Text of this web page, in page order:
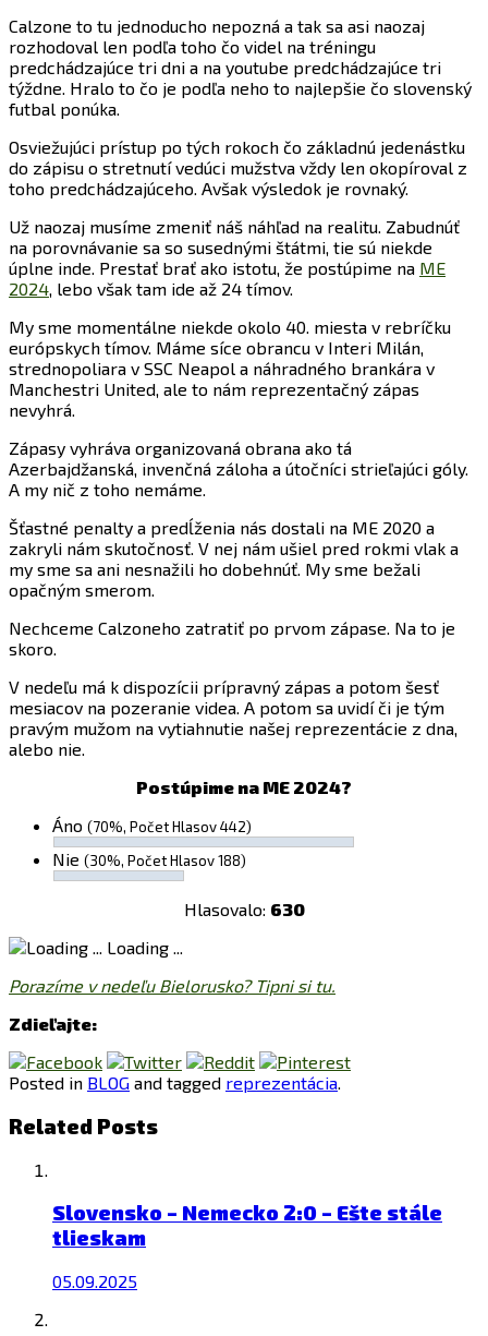
Calzone to tu jednoducho nepozná a tak sa asi naozaj
rozhodoval len podľa toho čo videl na tréningu
predchádzajúce tri dni a na youtube predchádzajúce tri
týždne. Hralo to čo je podľa neho to najlepšie čo slovenský
futbal ponúka.
Osviežujúci prístup po tých rokoch čo základnú jedenástku
do zápisu o stretnutí vedúci mužstva vždy len okopíroval z
toho predchádzajúceho. Avšak výsledok je rovnaký.
Už naozaj musíme zmeniť náš náhľad na realitu. Zabudnúť
na porovnávanie sa so susednými štátmi, tie sú niekde
úplne inde. Prestať brať ako istotu, že postúpime na ME
2024, lebo však tam ide až 24 tímov.
My sme momentálne niekde okolo 40. miesta v rebríčku
európskych tímov. Máme síce obrancu v Interi Milán,
strednopoliara v SSC Neapol a náhradného brankára v
Manchestri United, ale to nám reprezentačný zápas
nevyhrá.
Zápasy vyhráva organizovaná obrana ako tá
Azerbajdžanská, invenčná záloha a útočníci strieľajúci góly.
A my nič z toho nemáme.
Šťastné penalty a predĺženia nás dostali na ME 2020 a
zakryli nám skutočnosť. V nej nám ušiel pred rokmi vlak a
my sme sa ani nesnažili ho dobehnúť. My sme bežali
opačným smerom.
Nechceme Calzoneho zatratiť po prvom zápase. Na to je
skoro.
V nedeľu má k dispozícii prípravný zápas a potom šesť
mesiacov na pozeranie videa. A potom sa uvidí či je tým
pravým mužom na vytiahnutie našej reprezentácie z dna,
alebo nie.
Postúpime na ME 2024?
Áno (70%, Počet Hlasov 442)
Nie (30%, Počet Hlasov 188)
Hlasovalo: 630
Loading ...
Porazíme v nedeľu Bielorusko? Tipni si tu.
Zdieľajte:
Posted in BLOG and tagged reprezentácia.
Related Posts
Slovensko – Nemecko 2:0 – Ešte stále
tlieskam
05.09.2025